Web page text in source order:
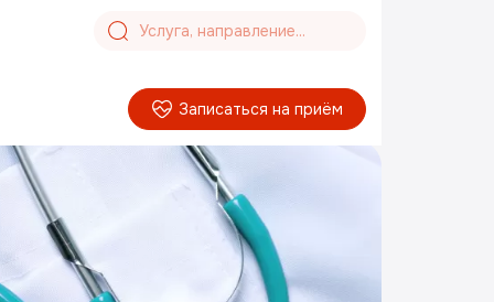
Записаться на приём